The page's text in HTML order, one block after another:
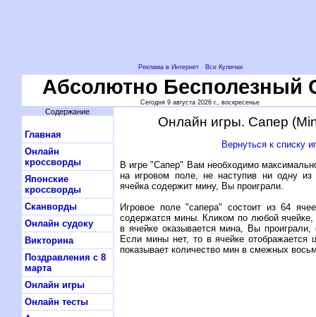
Реклама в Интернет Все Кулички
Абсолютно Бесполезный
Сегодня 9 августа 2026 г., воскресенье
Содержание
Главная
Онлайн
кроссворды
Японские
кроссворды
Сканворды
Онлайн судоку
Викторина
Поздравления с 8
марта
Онлайн игры
Онлайн тесты
Онлайн игры. Сапер
Вернуться к списку
В игре "Сапер" Вам необходимо
на игровом поле, не наступив ни одну
ячейка содержит мину, Вы проиграли.
Игровое поле "сапера" состоит из 64
содержатся мины. Кликом по любой
в ячейке оказывается мина, Вы
Если мины нет, то в ячейке отображается
показывает количество мин в смежных